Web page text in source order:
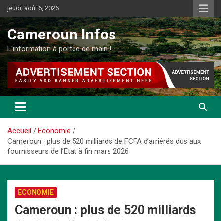
Aller
au
contenu
jeudi, août 6, 2026
Cameroun Infos
L'information à portée de main !
Accueil
Economie
Cameroun : plus de 520 milliards de FCFA d’arriérés dus aux
fournisseurs de l’État à fin mars 2026
ECONOMIE
Cameroun : plus de 520 milliards